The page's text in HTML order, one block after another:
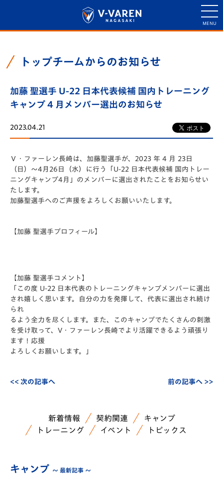
トップチームからのお知らせ
加藤 聖選手 U-22 日本代表候補 国内トレーニング
キャンプ 4 月メンバー選出のお知らせ
2023.04.21
Ｖ・ファーレン長崎は、加藤聖選手が、2023 年 4 月 23日
（日）～4月26日（水）に行う「U-22 日本代表候補 国内トレー
ニングキャンプ4月」のメンバーに選出されたことをお知らせい
たします。
加藤聖選手へのご声援をよろしくお願いいたします。
【加藤 聖選手プロフィール】
【加藤 聖選手コメント】
「この度 U-22 日本代表のトレーニングキャンプメンバーに選出
され嬉しく思います。自分の力を発揮して、代表に選出され続け
られ
るよう全力を尽くします。また、このキャンプでたくさんの刺激
を受け取って、V・ファーレン長崎でより活躍できるよう頑張り
ます！応援
よろしくお願いします。」
<< 次の記事へ 前の記事へ >>
新着情報 契約関連
キャンプ
トレーニング
イベント トピックス
キャンプ ～ 最新記事 ～